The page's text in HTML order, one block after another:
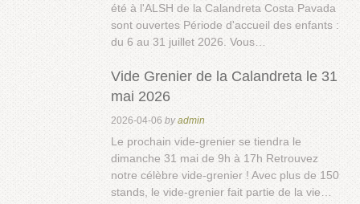
été à l'ALSH de la Calandreta Costa Pavada
sont ouvertes Période d'accueil des enfants :
du 6 au 31 juillet 2026. Vous…
Vide Grenier de la Calandreta le 31
mai 2026
2026-04-06 byadmin
Le prochain vide-grenier se tiendra le
dimanche 31 mai de 9h à 17h Retrouvez
notre célèbre vide-grenier ! Avec plus de 150
stands, le vide-grenier fait partie de la vie…